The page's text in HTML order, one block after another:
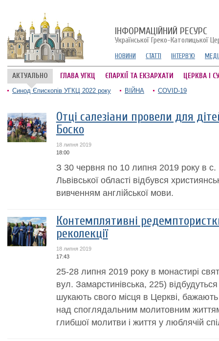
ІНФОРМАЦІЙНИЙ РЕСУРС
Української Греко-Католицької
НОВИНИ СТАТТІ ІНТЕРВ'Ю
АКТУАЛЬНО ГЛАВА УГКЦ ЄПАРХІЇ ТА ЕКЗАРХАТИ ЦЕРКВА І
Синод Єпископів УГКЦ 2022 року ВІЙНА COVID-19
Отці салезіани провели для
Боско
18 липня 2019
18:00
З 30 червня по 10 липня 2019 року в с.
Львівської області відбувся
вивченням англійської мови.
Контемплятивні
реколекції
18 липня 2019
17:43
25-28 липня 2019 року в монастирі
вул. Замарстинівська, 225) відбудуться
шукають свого місця в Церкві,
над споглядальним молитовним
глибшої молитви і життя у люблячій